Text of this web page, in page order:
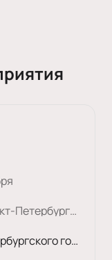
Санкт-Петербург, Большой Cанкт-Петербургский Государственный Цирк
На арене Большого Санкт-Петербургского государственного цирка пройдет уникальное цирковое шоу «Без границ»!